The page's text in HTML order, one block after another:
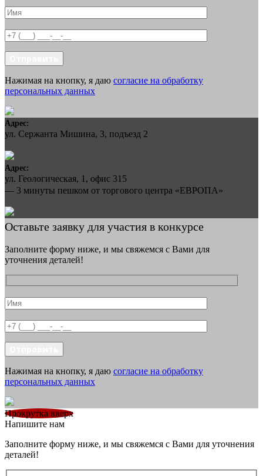
Нажимая на кнопку, я даю согласие на обработку
персональных данных
Адрес:
ул. Сержанта Мишина, 3, подъезд 2
Адрес:
ул. Геологическая, 1, офис 315
— 3 минуты пешком от торгового центра «ЕВРОПА»
Оставьте заявку для участия в конкурсе
Заполните форму ниже, и мы свяжемся с Вами для
уточнения деталей!
Нажимая на кнопку, я даю согласие на обработку
персональных данных
Прокрутка вверх
Напишите нам
Заполните форму ниже, и мы свяжемся с Вами для уточнения
деталей!